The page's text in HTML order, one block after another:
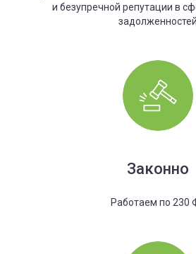
и безупречной репутации в
задолженностей
Законно
Работаем по 230